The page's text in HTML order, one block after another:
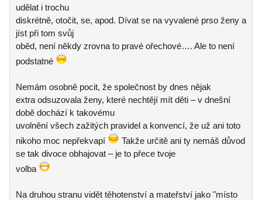
udělat i trochu
diskrétně, otočit, se, apod. Dívat se na vyvalené prso ženy a
jíst při tom svůj
oběd, není někdy zrovna to pravé ořechové…. Ale to není
podstatné
Nemám osobně pocit, že společnost by dnes nějak
extra odsuzovala ženy, které nechtějí mít děti – v dnešní
době dochází k takovému
uvolnění všech zažitých pravidel a konvencí, že už ani toto
nikoho moc nepřekvapí
Takže určitě ani ty nemáš důvod
se tak divoce obhajovat – je to přece tvoje
volba
Na druhou stranu vidět těhotenství a mateřství jako "místo